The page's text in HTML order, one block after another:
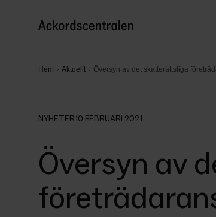
Hem Aktuellt Översyn av det skatterättsliga
NYHETER10 FEBRUARI 2021
Översyn av